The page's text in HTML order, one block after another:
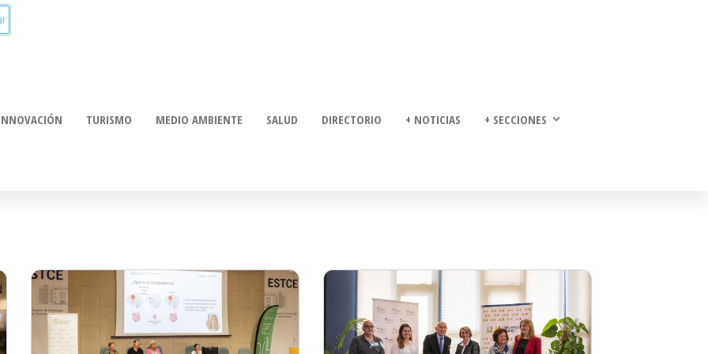
TURISMO MEDIO AMBIENTE SALUD DIRECTORIO + NOTICIAS + SECCIONES